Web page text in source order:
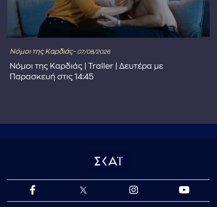
Νόμοι της Καρδιάς- 07/08/2026
Νόμοι της Καρδιάς | Trailer | Δευτέρα με
Παρασκευή στις 14:45